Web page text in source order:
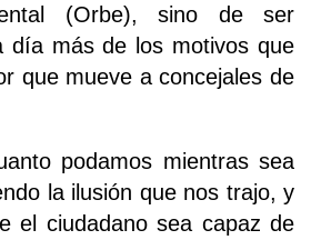
(Orbe), sino de ser
día más de los motivos que
que mueve a concejales de
podamos mientras sea
la ilusión que nos trajo, y
el ciudadano sea capaz de